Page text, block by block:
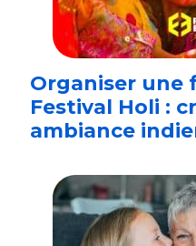
Organiser une
Festival Holi :
ambiance